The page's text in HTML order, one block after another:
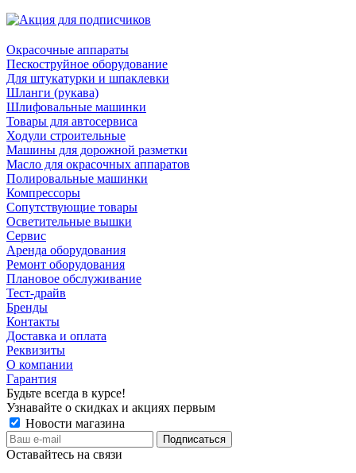
Окрасочные аппараты
Пескоструйное оборудование
Для штукатурки и шпаклевки
Шланги (рукава)
Шлифовальные машинки
Товары для автосервиса
Ходули строительные
Машины для дорожной разметки
Масло для окрасочных аппаратов
Полировальные машинки
Компрессоры
Сопутствующие товары
Осветительные вышки
Сервис
Аренда оборудования
Ремонт оборудования
Плановое обслуживание
Тест-драйв
Бренды
Контакты
Доставка и оплата
Реквизиты
О компании
Гарантия
Будьте всегда в курсе!
Узнавайте о скидках и акциях первым
Новости магазина
Оставайтесь на связи